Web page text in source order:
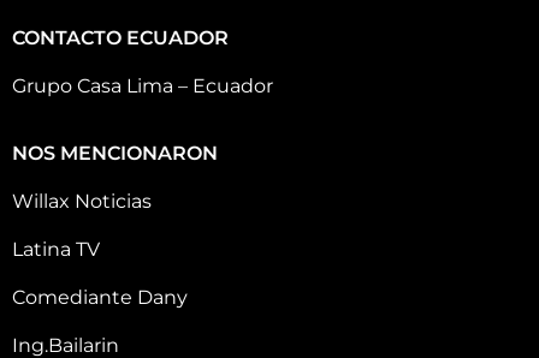
CONTACTO ECUADOR
Grupo Casa Lima – Ecuador
NOS MENCIONARON
Willax Noticias
Latina TV
Comediante Dany
Ing.Bailarin